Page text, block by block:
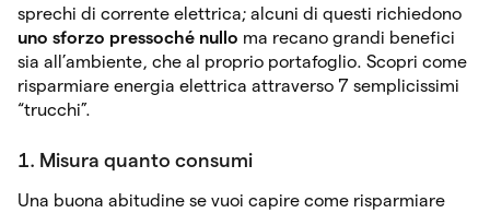
sprechi di corrente elettrica; alcuni di questi richiedono
uno sforzo pressoché nullo ma recano grandi benefici
sia all’ambiente, che al proprio portafoglio. Scopri come
risparmiare energia elettrica attraverso 7 semplicissimi
“trucchi”.
1. Misura quanto consumi
Una buona abitudine se vuoi capire come risparmiare